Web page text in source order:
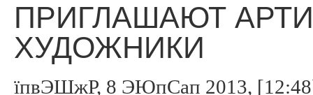
ПРИГЛАШАЮТ
ХУДОЖНИКИ
їпвЭШжР, 8 ЭЮпСап 2013,